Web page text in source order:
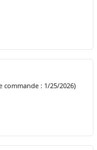
»
recettes
commande : 1/25/2026)